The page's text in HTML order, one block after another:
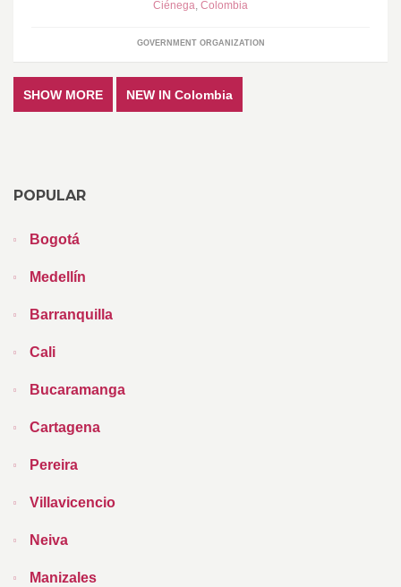
Ciénega, Colombia
GOVERNMENT ORGANIZATION
SHOW MORE NEW IN Colombia
POPULAR
Bogotá
Medellín
Barranquilla
Cali
Bucaramanga
Cartagena
Pereira
Villavicencio
Neiva
Manizales